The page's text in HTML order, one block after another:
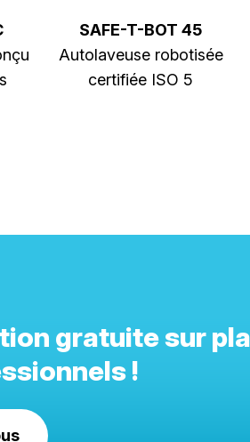
SAFE-T-BOT 45
Autolaveuse robotisée
certifiée ISO 5
gratuite sur
!